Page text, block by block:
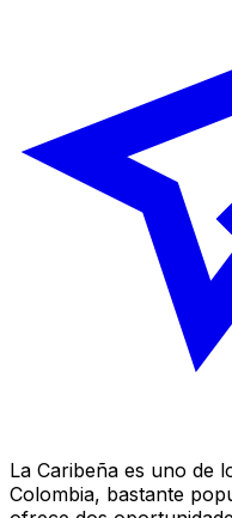
La Caribeña es uno de
Colombia, bastante